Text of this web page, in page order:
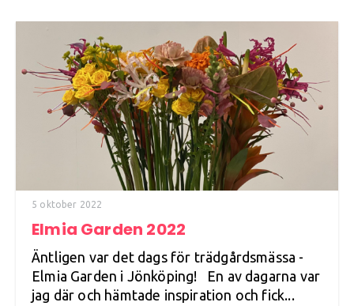
5 oktober 2022
Elmia Garden 2022
Äntligen var det dags för trädgårdsmässa -
Elmia Garden i Jönköping! En av dagarna var
jag där och hämtade inspiration och fick...